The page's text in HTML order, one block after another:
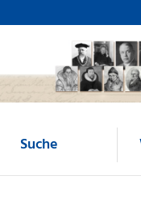
Suche